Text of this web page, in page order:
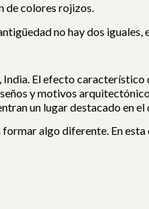
de colores rojizos.
no hay dos iguales,
El efecto
y motivos
un lugar destacado en el
algo diferente. En